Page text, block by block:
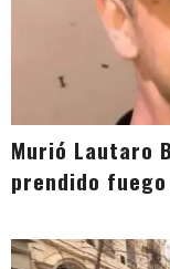
Murió Lautaro
prendido